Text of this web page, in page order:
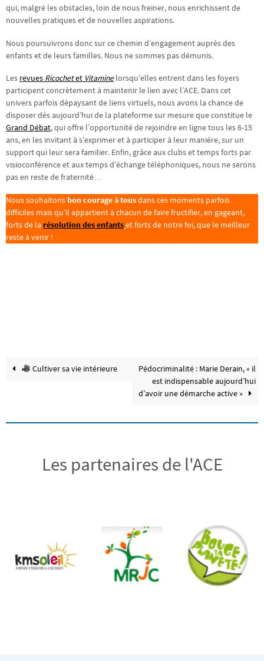
qui, malgré les obstacles, loin de nous freiner, nous enrichissent de
nouvelles pratiques et de nouvelles aspirations.
Nous poursuivrons donc sur ce chemin d’engagement auprès des
enfants et de leurs familles. Nous ne sommes pas démunis.
Les revues Ricochetet Vitaminelorsqu’elles entrent dans les foyers
participent concrètement à maintenir le lien avec l’ACE. Dans cet
univers parfois dépaysant de liens virtuels, nous avons la chance de
disposer dès aujourd’hui de la plateforme sur mesure que constitue le
Grand Débat, qui offre l’opportunité de rejoindre en ligne tous les 6-15
ans, en les invitant à s’exprimer et à participer à leur manière, sur un
support qui leur sera familier. Enfin, grâce aux clubs et temps forts par
visioconférence et aux temps d’échange téléphoniques, nous ne serons
pas en reste de fraternité…
Nous souhaitonsbon courage à tousdans ces moments parfois
difficiles mais qu’il appartient à chacun de faire fructifier, en gageant,
forts de larésolution des enfantset forts de notre foi, que le meilleur
reste à venir !
Cultiver sa vie intérieure
Pédocriminalité : Marie Derain, « il
est indispensable aujourd’hui
d’avoir une démarche active »
Les partenaires de l'ACE